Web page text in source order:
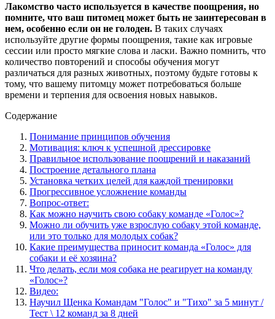
Лакомство часто используется в качестве поощрения, но
помните, что ваш питомец может быть не заинтересован в
нем, особенно если он не голоден. В таких случаях
используйте другие формы поощрения, такие как игровые
сессии или просто мягкие слова и ласки. Важно помнить, что
количество повторений и способы обучения могут
различаться для разных животных, поэтому будьте готовы к
тому, что вашему питомцу может потребоваться больше
времени и терпения для освоения новых навыков.
Содержание
Понимание принципов обучения
Мотивация: ключ к успешной дрессировке
Правильное использование поощрений и наказаний
Построение детального плана
Установка четких целей для каждой тренировки
Прогрессивное усложнение команды
Вопрос-ответ:
Как можно научить свою собаку команде «Голос»?
Можно ли обучить уже взрослую собаку этой команде,
или это только для молодых собак?
Какие преимущества приносит команда «Голос» для
собаки и её хозяина?
Что делать, если моя собака не реагирует на команду
«Голос»?
Видео:
Научил Щенка Командам "Голос" и "Тихо" за 5 минут /
Тест \ 12 команд за 8 дней